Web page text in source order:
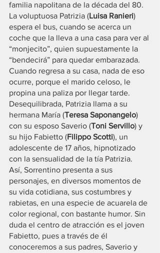
familia napolitana de la década del 80.
La voluptuosa Patrizia (Luisa Ranieri)
espera el bus, cuando se acerca un
coche que la lleva a una casa para ver al
“monjecito”, quien supuestamente la
“bendecirá” para quedar embarazada.
Cuando regresa a su casa, nada de eso
ocurre, porque el marido celoso, le
propina una paliza por llegar tarde.
Desequilibrada, Patrizia llama a su
hermana María (Teresa Saponangelo)
con su esposo Saverio (Toni Servillo) y
su hijo Fabietto (Filippo Scotti), un
adolescente de 17 años, hipnotizado
con la sensualidad de la tía Patrizia.
Así, Sorrentino presenta a sus
personajes, en diversos momentos de
su vida cotidiana, sus costumbres y
rabietas, en una especie de acuarela de
color regional, con bastante humor. Sin
duda el centro de atracción es el joven
Fabietto, pues a través de él
conoceremos a sus padres, Saverio y